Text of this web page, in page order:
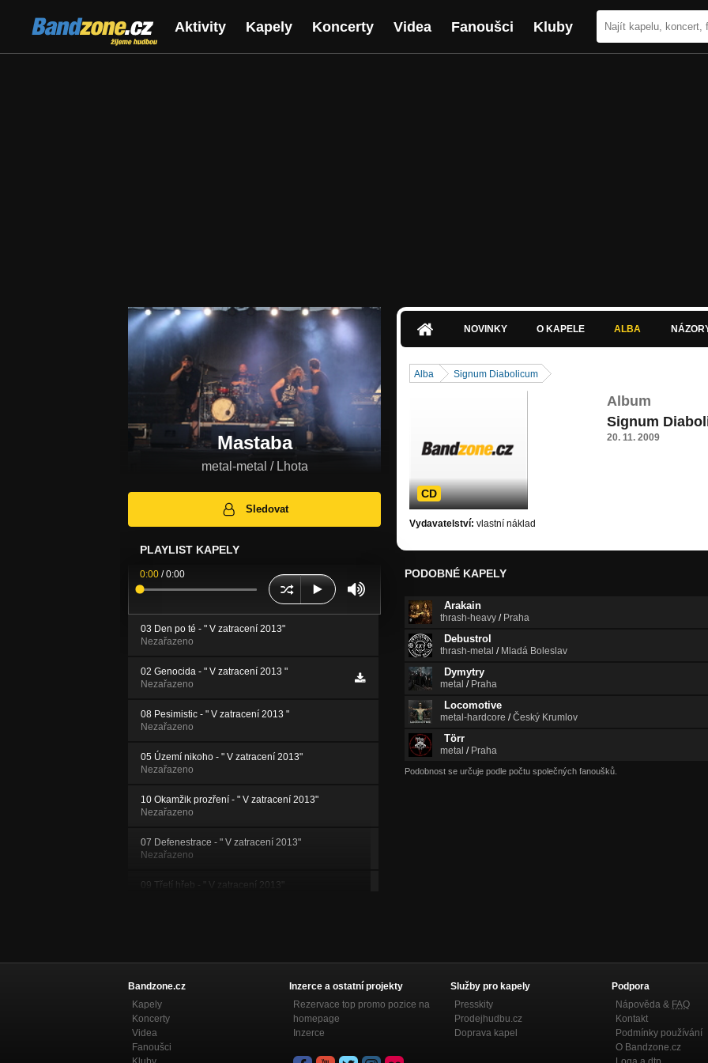
Bandzone.cz
žijeme hudbou
Aktivity Kapely Koncerty Videa Fanoušci Kluby
Mastaba
metal-metal / Lhota
Sledovat
PLAYLIST KAPELY
0:00 /0:00
03 Den po té - " V zatracení 2013"
Nezařazeno
02 Genocida - " V zatracení 2013 "
Nezařazeno
08 Pesimistic - " V zatracení 2013 "
Nezařazeno
05 Území nikoho - " V zatracení 2013"
Nezařazeno
10 Okamžik prozření - " V zatracení 2013"
Nezařazeno
07 Defenestrace - " V zatracení 2013"
Nezařazeno
09 Třetí hřeb - " V zatracení 2013"
Nezařazeno
04 V zatracení - " V zatracení 2013"
Nezařazeno
Deportace (signum diabolicum 2009)
NOVINKY O KAPELE ALBA
Alba Signum Diabolicum
CD
Vydavatelství: vlastní náklad
Album
Signum
20. 11. 2009
PODOBNÉ KAPELY
Arakain
thrash-heavy / Praha
Debustrol
thrash-metal / Mladá Boleslav
Dymytry
metal / Praha
Locomotive
metal-hardcore /Český Krumlov
Törr
metal / Praha
Podobnost se určuje podle počtu společných fanoušků.
Bandzone.cz
Kapely
Koncerty
Videa
Fanoušci
Inzerce a ostatní projekty
Rezervace top promo pozice na
homepage
Inzerce
Služby pro kapely
Presskity
Prodejhudbu.cz
Doprava kapel
Podpora
Nápověda & FAQ
Kontakt
Podmínky používání
O Bandzone.cz